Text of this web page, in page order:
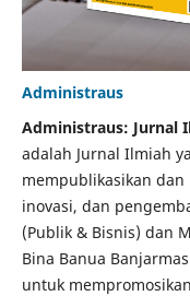
Administraus
Administraus: Jurnal
adalah Jurnal Ilmiah
mempublikasikan
inovasi, dan
(Publik & Bisnis) dan
Bina Banua
untuk